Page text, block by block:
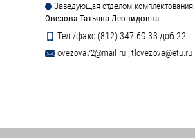
Заведующая отделом комплектования:
Овезова Татьяна Леонидовна
Тел./факс (812) 347 69 33 доб.22
ovezova72@mail.ru ; tlovezova@etu.ru